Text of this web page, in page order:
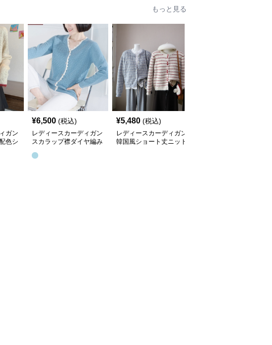
もっと見る
ガン
色シ
¥6,500 (税込)
レディースカーディガン
スカラップ襟ダイヤ編み
¥5,480 (税込)
レディースカーディガン
韓国風ショート丈ニット